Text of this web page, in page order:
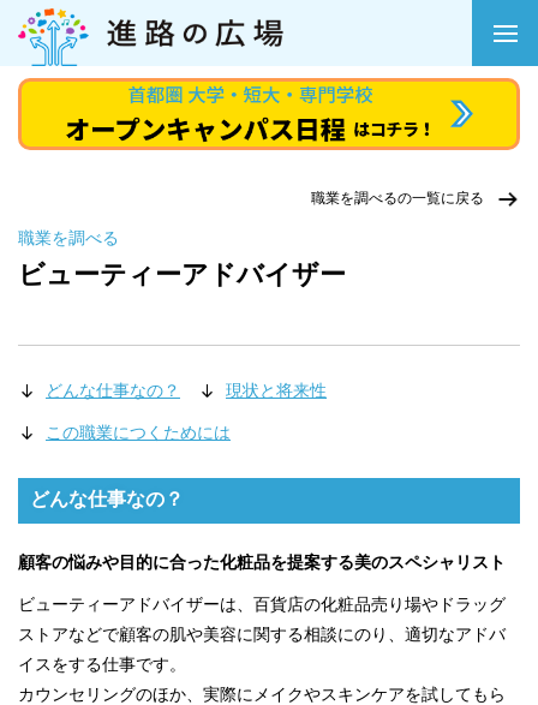
職業を調べるの一覧に戻る
職業を調べる
ビューティーアドバイザー
どんな仕事なの？ 現状と将来性
この職業につくためには
どんな仕事なの？
顧客の悩みや目的に合った化粧品を提案する美のスペシャリスト
ビューティーアドバイザーは、百貨店の化粧品売り場やドラッグ
ストアなどで顧客の肌や美容に関する相談にのり、適切なアドバ
イスをする仕事です。
カウンセリングのほか、実際にメイクやスキンケアを試してもら